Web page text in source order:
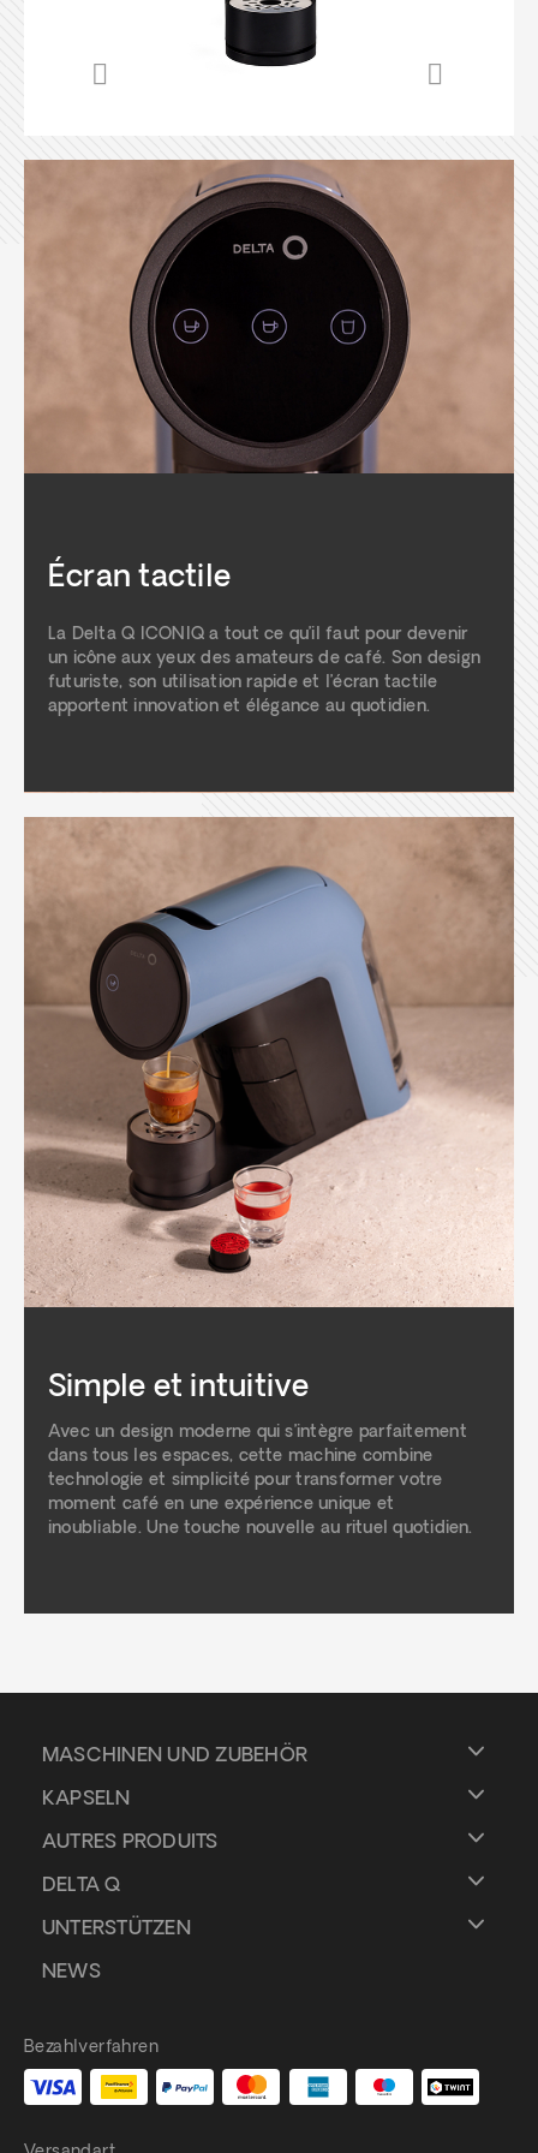
Écran tactile
La Delta Q ICONIQ a tout ce qu’il faut pour devenir
un icône aux yeux des amateurs de café. Son design
futuriste, son utilisation rapide et l’écran tactile
apportent innovation et élégance au quotidien.
Simple et intuitive
Avec un design moderne qui s’intègre parfaitement
dans tous les espaces, cette machine combine
technologie et simplicité pour transformer votre
moment café en une expérience unique et
inoubliable. Une touche nouvelle au rituel quotidien.
MASCHINEN UND ZUBEHÖR
KAPSELN
AUTRES PRODUITS
DELTA Q
UNTERSTÜTZEN
NEWS
Bezahlverfahren
Iconiq